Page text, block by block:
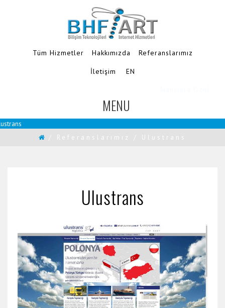
Tüm Hizmetler Hakkımızda Referanslarımız
İletişim EN
MENU
TOGGLE
NAVIGATION
/ Referanslarımız / Ulustrans
Ulustrans